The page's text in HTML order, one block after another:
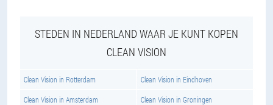
STEDEN IN NEDERLAND WAAR JE KUNT KOPEN
CLEAN VISION
Clean Vision in Rotterdam Clean Vision in Eindhoven
Clean Vision in Amsterdam Clean Vision in Groningen